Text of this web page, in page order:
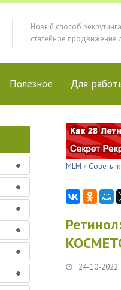
Новый способ
статейное продвижение
Полезное Для
MLM » Советы
24-10-2022